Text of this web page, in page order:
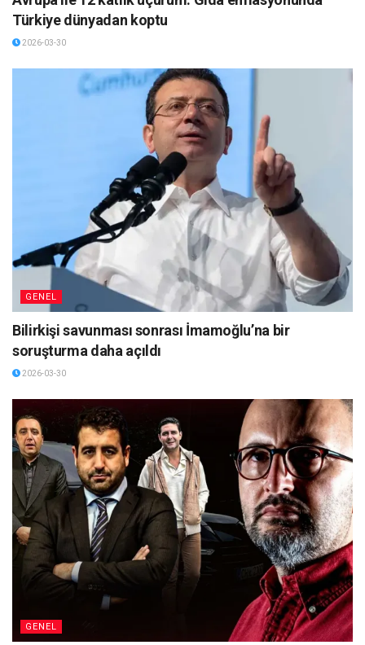
Türkiye dünyadan koptu
2026-03-30
GENEL
Bilirkişi savunması sonrası İmamoğlu’na bir
soruşturma daha açıldı
2026-03-30
GENEL